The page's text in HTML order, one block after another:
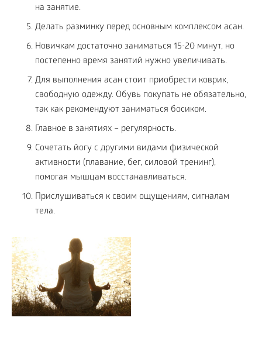
на занятие.
Делать разминку перед основным комплексом асан.
Новичкам достаточно заниматься 15-20 минут, но
постепенно время занятий нужно увеличивать.
Для выполнения асан стоит приобрести коврик,
свободную одежду. Обувь покупать не обязательно,
так как рекомендуют заниматься босиком.
Главное в занятиях – регулярность.
Сочетать йогу с другими видами физической
активности (плавание, бег, силовой тренинг),
помогая мышцам восстанавливаться.
Прислушиваться к своим ощущениям, сигналам
тела.